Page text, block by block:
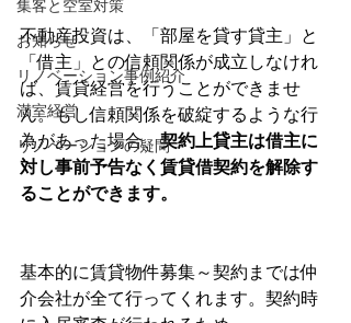
集客と空室対策
お知らせ
リノベーション事例紹介
満室経営
リノベーションの疑問
不動産投資は、「部屋を貸す貸主」と
「借主」との信頼関係が成立しなけれ
ば、賃貸経営を行うことができませ
ん。もし信頼関係を破綻するような行
為があった場合、契約上貸主は借主に
対し事前予告なく賃貸借契約を解除す
ることができます。
基本的に賃貸物件募集～契約までは仲
介会社が全て行ってくれます。契約時